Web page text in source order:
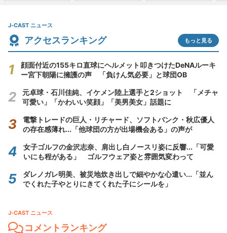
J-CAST ニュース
アクセスランキング もっと見る
顔面付近の155キロ直球にヘルメット叩きつけたDeNAルーキ
ー宮下朝陽に擁護の声 「負けん気必要」と球団OB
元卓球・石川佳純、イケメン陸上選手と2ショット 「メチャ
可愛い」「かわいい笑顔」「美男美女」話題に
電撃トレードの巨人・リチャード、ソフトバンク・秋広優人
の存在感薄れ...「他球団の方が出場機会ある」の声が
女子ゴルフの金沢志奈、肩出し白ノースリ姿に反響...「可愛
いにも程がある」 ゴルフウェア姿と雰囲気変わって
ダレノガレ明美、被災地炊き出しで細やかな心遣い...「並ん
でくれた子やとりにきてくれた子にシールを」
J-CAST ニュース
コメントランキング